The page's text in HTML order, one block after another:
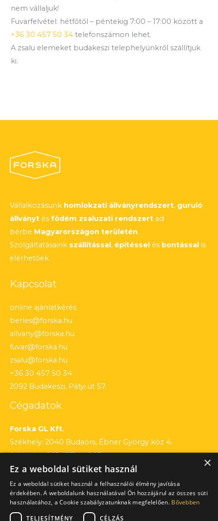
nem vállaljuk!
Fuvarfelvétel: hétfőtől – péntekig 7:00 – 17:00 között a
+36 30 457 50 34 telefonszámon lehet.
A zsalu elemeket budakeszi telephelyünkről szállítjuk
ki.
Vállalkozásunk homlokzati állványrendszert, guruló
állványt és födém zsaluzati rendszert ad
bérbe Magyarországon területén.
Szolgáltatásaink szállítással, építéssel és bontással is
elérhetőek.
Kapcsolat
online ajánlatkérés
berles@forska.hu
allvany@forska.hu
fuvar@forska.hu
zsalu@forska.hu
+36 30 457 50 34
2092 Budakeszi, Pátyi út 57.
Cégadatok
Forska GL Kft.
Székhely: 2040 Budaörs, Ébner György köz 4.
Adószám: 26545714 – 2 13
Cégjegyzékszám: 13 – 09 – 195803
Számlaszám: 12010154 – 01660751 – 00100001
×
Ez a weboldal sütiket használ
Ez a weboldal sütiket használ a felhasználói élmény javítása
érdekében. A weboldalunk használatával Ön hozzájárul az összes süti
használatához, a Cookie szabályzatunknak megfelelően. Bővebben
TELJESÍTMÉNY
CÉLZÁS